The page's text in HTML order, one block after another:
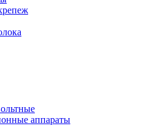
аппараты